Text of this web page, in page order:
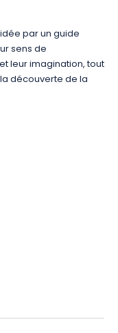
par un guide
sens de
leur imagination, tout
découverte de la
inclut une séance
passionnante.